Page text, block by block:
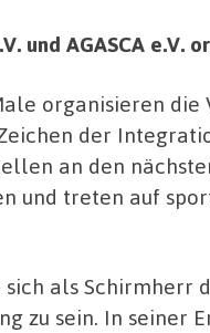
und AGASCA e.V.
organisieren die
der
an den
und treten auf
sich als
zu sein. In seiner